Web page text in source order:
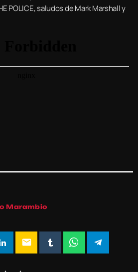
POLICE, saludos de Mark Marshall y
Marambio
email